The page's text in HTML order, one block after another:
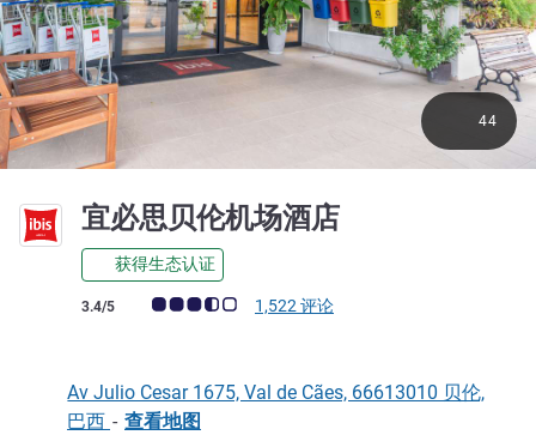
宜必思贝伦机场酒店
获得生态认证
客户意见评级 (ALL 评级)
3.4/5 1,522 评论
44
Av Julio Cesar 1675, Val de Cães, 66613010 贝伦,
巴西 - 查看地图